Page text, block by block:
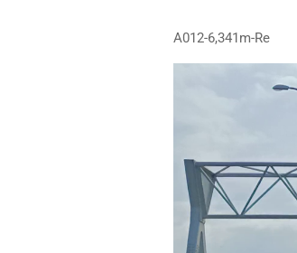
A012-6,341m-Re